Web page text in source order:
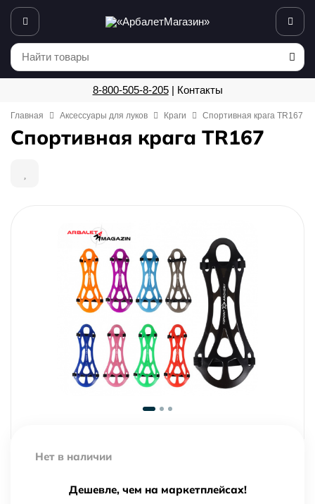
8-800-505-8-205| Контакты
Главная Аксессуары для луков Краги Спортивная крага TR167
Спортивная крага TR167
Нет в наличии
Дешевле, чем на маркетплейсах!